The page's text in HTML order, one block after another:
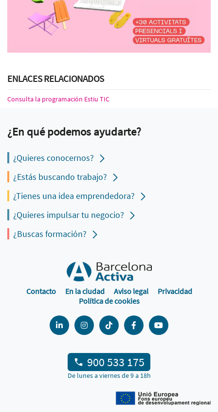
ENLACES RELACIONADOS
Consulta la programación Estiu TIC
¿En qué podemos ayudarte?
¿Quieres conocernos?
¿Estás buscando trabajo?
¿Tienes una idea emprendedora?
¿Quieres impulsar tu negocio?
¿Buscas formación?
Contacto En la ciudad Aviso legal
Privacidad
Política de cookies
900 533 175
De lunes a viernes de 9 a 18h